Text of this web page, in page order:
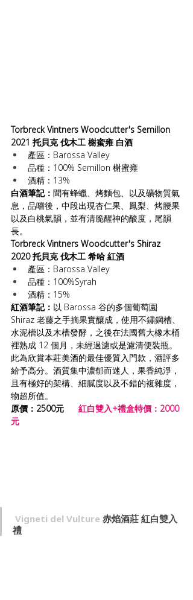
Torbreck Vintners Woodcutter's Semillon
2021 托貝克 伐木工 榭蜜雍 白酒
產區：Barossa Valley
品種：100% Semillon 榭蜜雍
酒精：13%
白酒筆記： 聞有蜂蠟、烤麵包、以及礦物質氣
息，品嚐後，中段出現杏仁果、鳳梨、烤腰果
以及白桃氣韻，並有清脆醒神的酸度，尾韻
長。
Torbreck Vintners Woodcutter's Shiraz
2020 托貝克 伐木工 希哈 紅酒
產區：Barossa Valley
品種：100%Syrah
酒精：15%
紅酒筆記： 以 Barossa 谷的多個葡萄園
Shiraz 老藤之手摘果實釀成，使用不鏽鋼槽、
水泥槽以及木槽發酵，之後在法國舊大橡木桶
裡熟成 12 個月，未經過濾或是濾清便裝瓶。
此為欣賞本莊美酒的最佳優質入門款，酒評多
給予高分。酒質集中濃郁而迷人，果香純淨，
且有極好的架構、細膩度以及不錯的複雜度，
物超所值。
原價：2500元
紅白雙入+禮盒特價：2000
元
Vigneti del Vulture 赤焰酒莊 紅白雙入
禮